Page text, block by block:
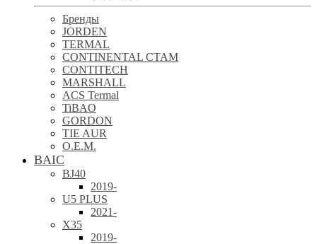
Бренды
JORDEN
TERMAL
CONTINENTAL CTAM
CONTITECH
MARSHALL
ACS Termal
TiBAO
GORDON
TIE AUR
O.E.M.
BAIC
BJ40
2019-
U5 PLUS
2021-
X35
2019-